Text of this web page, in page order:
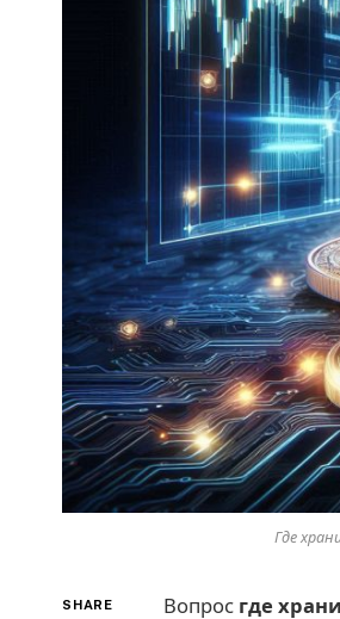
Где
SHARE Вопрос где